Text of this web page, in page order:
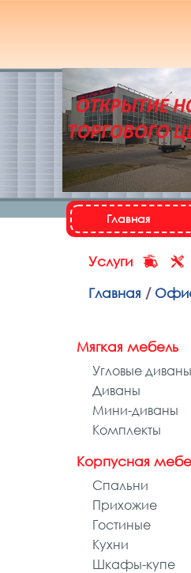
Главная
Услуги
Главная /
Мягкая мебель
Угловые диваны
Диваны
Мини-диваны
Комплекты
Корпусная
Спальни
Прихожие
Гостиные
Кухни
Шкафы-купе